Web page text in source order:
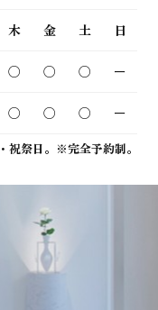
木 金 土 日
○ ○ ○ ー
○ ○ ○ ー
祝祭日。※完全予約制。